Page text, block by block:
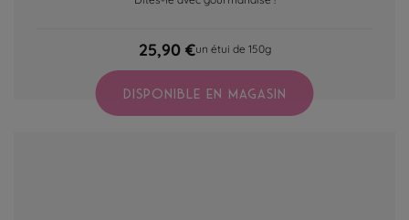
25,90 €un étui de 150g
DISPONIBLE EN MAGASIN